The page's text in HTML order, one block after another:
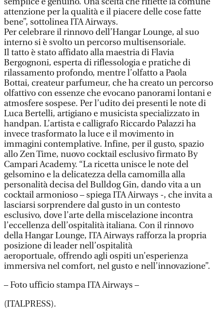
attenzione per la qualità e il piacere delle cose fatte
bene”, sottolinea ITA Airways.
Per celebrare il rinnovo dell’Hangar Lounge, al suo
interno si è svolto un percorso multisensoriale.
Il tatto è stato affidato alla maestria di Flavia
Bergognoni, esperta di riflessologia e pratiche di
rilassamento profondo, mentre l’olfatto a Paola
Bottai, createur parfumeur, che ha creato un percorso
olfattivo con essenze che evocano panorami lontani e
atmosfere sospese. Per l’udito dei presenti le note di
Luca Bertelli, artigiano e musicista specializzato in
handpan. L’artista e calligrafo Riccardo Palazzi ha
invece trasformato la luce e il movimento in
immagini contemplative. Infine, per il gusto, spazio
allo Zen Time, nuovo cocktail esclusivo firmato By
Campari Academy. “La ricetta unisce le note del
gelsomino e la delicatezza della camomilla alla
personalità decisa del Bulldog Gin, dando vita a un
cocktail armonioso – spiega ITA Airways -, che invita a
lasciarsi sorprendere dal gusto in un contesto
esclusivo, dove l’arte della miscelazione incontra
l’eccellenza dell’ospitalità italiana. Con il rinnovo
della Hangar Lounge, ITA Airways rafforza la propria
posizione di leader nell’ospitalità
aeroportuale, offrendo agli ospiti un’esperienza
immersiva nel comfort, nel gusto e nell’innovazione”.
– Foto ufficio stampa ITA Airways –
(ITALPRESS).